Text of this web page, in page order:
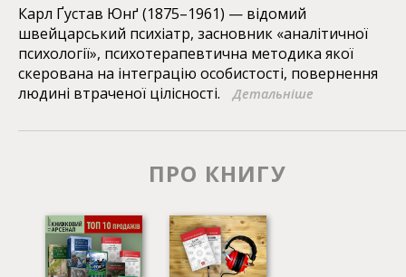
становлення особи. Книга торкається практично всіх
аспектів людської життєдіяльності, а тому буде
не лише психологам та психотерапевтам, а й
філософам, релігієзнавцям, антропологам,
мистецтвознавцям, а також усім, хто прагне збагнути
Карл Ґустав Юнґ (1875–1961) — відомий
швейцарський психіатр, засновник «аналітичної
психології», психотерапевтична методика якої
скерована на інтеграцію особистості, повернення
людині втраченої цілісності.
Детальніше
ПРО КНИГУ